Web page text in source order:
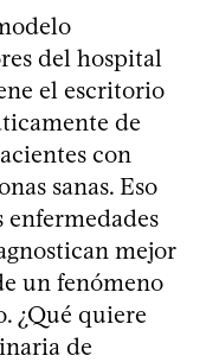
del hospital
el escritorio
de
con
sanas. Eso
mejor
un fenómeno
¿Qué quiere
de